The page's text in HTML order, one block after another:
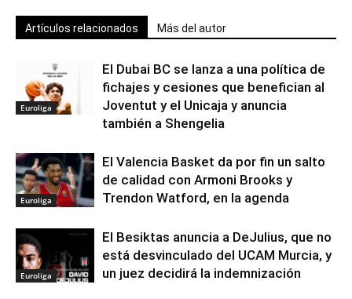
Artículos relacionados Más del autor
Euroliga
El Dubai BC se lanza a una política de
fichajes y cesiones que benefician al
Joventut y el Unicaja y anuncia
también a Shengelia
Euroliga
El Valencia Basket da por fin un salto
de calidad con Armoni Brooks y
Trendon Watford, en la agenda
Euroliga
El Besiktas anuncia a DeJulius, que no
está desvinculado del UCAM Murcia, y
un juez decidirá la indemnización